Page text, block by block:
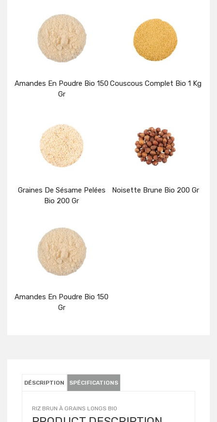
Détails Détails
Amandes En Poudre Bio 150
Gr
Détails
Couscous Complet Bio 1 Kg
Détails
Graines De Sésame Pelées
Bio 200 Gr
Détails
Noisette Brune Bio 200 Gr
Amandes En Poudre Bio 150
Gr
DÉSCRIPTION SPÉCIFICATIONS
RIZ BRUN À GRAINS LONGS BIO